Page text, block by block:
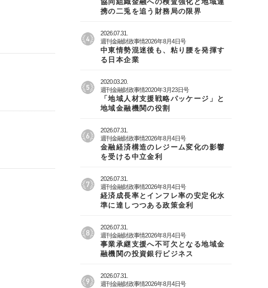
携の二兎を追う財務局の限界
2026.07.31.
週刊金融財政事情2026年8月4日号
中東情勢混迷後も、粘り腰を発揮す
る日本企業
2020.03.20.
週刊金融財政事情2020年3月23日号
「地域人材支援戦略パッケージ」と
地域金融機関の役割
2026.07.31.
週刊金融財政事情2026年8月4日号
金融経済構造のレジーム変化の影響
を受ける中立金利
2026.07.31.
週刊金融財政事情2026年8月4日号
経済成長率とインフレ率の安定化水
準に達しつつある政策金利
2026.07.31.
週刊金融財政事情2026年8月4日号
事業承継支援へ不可欠となる地域金
融機関の投資銀行ビジネス
2026.07.31.
週刊金融財政事情2026年8月4日号